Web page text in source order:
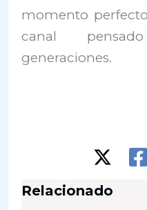
momento
canal
generaciones.
Relacionado